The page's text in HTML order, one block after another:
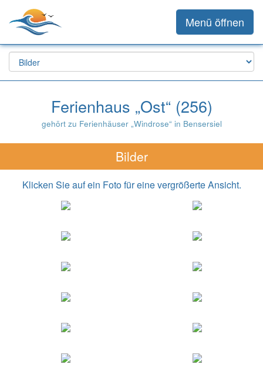
Menü öffnen
Ferienhaus „Ost“ (256)
gehört zu Ferienhäuser „Windrose“ in Bensersiel
Bilder
Klicken Sie auf ein Foto für eine vergrößerte Ansicht.